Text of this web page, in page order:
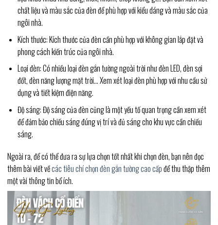
chất liệu và màu sắc của đèn để phù hợp với kiểu dáng và màu sắc của
ngôi nhà.
Kích thước: Kích thước của đèn cần phù hợp với không gian lắp đặt và
phong cách kiến trúc của ngôi nhà.
Loại đèn: Có nhiều loại đèn gắn tường ngoài trời như đèn LED, đèn sợi
đốt, đèn năng lượng mặt trời… Xem xét loại đèn phù hợp với nhu cầu sử
dụng và tiết kiệm điện năng.
Độ sáng: Độ sáng của đèn cũng là một yếu tố quan trọng cần xem xét
để đảm bảo chiếu sáng đúng vị trí và đủ sáng cho khu vực cần chiếu
sáng.
Ngoài ra, để có thể đưa ra sự lựa chọn tốt nhất khi chọn đèn, bạn nên đọc
thêm bài viết vềcác tiêu chí chọn đèn gắn tường cao cấpđể thu thập thêm
một vài thông tin bổ ích.